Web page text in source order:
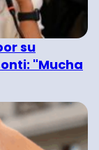
su
"Mucha